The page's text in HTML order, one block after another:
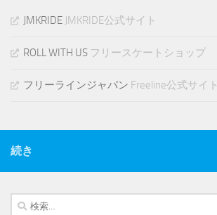
JMKRIDE JMKRIDE公式サイト
ROLL WITH US フリースケートショップ
フリーラインジャパン Freeline公式サイト
続き
検